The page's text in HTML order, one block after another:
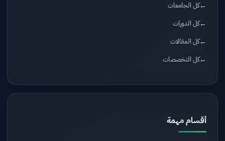
كل الجامعات
كل الدورات
كل المقالات
كل التخصصات
أقسام مهمة